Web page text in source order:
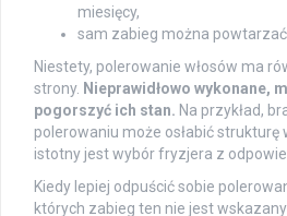
miesięcy,
sam zabieg można
Niestety, polerowanie włosów ma
strony. Nieprawidłowo wykonane,
pogorszyć ich stan. Na przykład,
polerowaniu może osłabić strukturę
istotny jest wybór fryzjera z
Kiedy lepiej odpuścić sobie
których zabieg ten nie jest